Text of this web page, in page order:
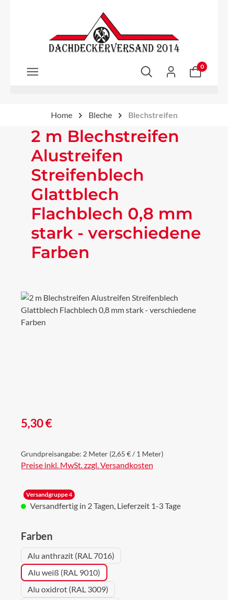
Zum Hauptinhalt springen
0
Home Bleche Blechstreifen
2 m Blechstreifen
Alustreifen
Streifenblech
Glattblech
Flachblech 0,8 mm
stark - verschiedene
Farben
Bildergalerie überspringen
Regulärer Preis:
5,30 €
Grundpreisangabe: 2 Meter (2,65 € / 1 Meter)
Preise inkl. MwSt. zzgl. Versandkosten
Versandgruppe 4
Versandfertig in 2 Tagen, Lieferzeit 1-3 Tage
Farbenauswählen
Alu anthrazit (RAL 7016)
Alu weiß (RAL 9010)
Alu oxidrot (RAL 3009)